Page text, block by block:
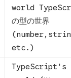
world
の型の世界
etc.)
TypeScript's